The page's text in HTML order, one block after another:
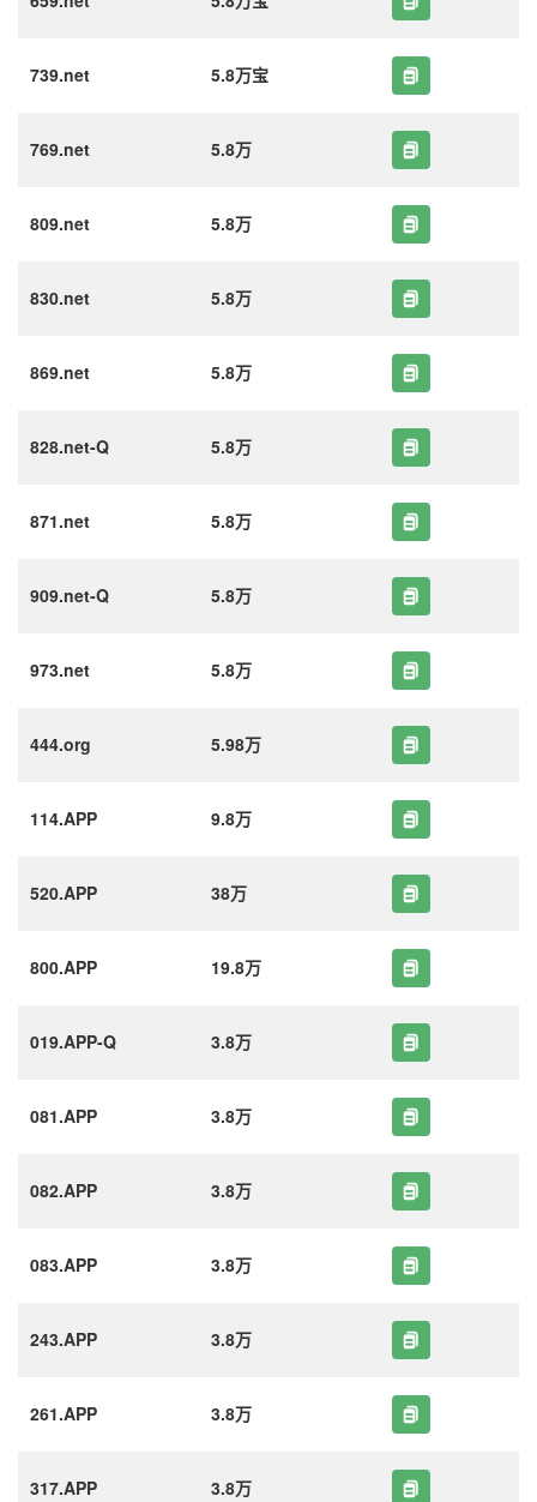
739.net 5.8万宝
769.net 5.8万
809.net 5.8万
830.net 5.8万
869.net 5.8万
828.net-Q 5.8万
871.net 5.8万
909.net-Q 5.8万
973.net 5.8万
444.org 5.98万
114.APP 9.8万
520.APP 38万
800.APP 19.8万
019.APP-Q 3.8万
081.APP 3.8万
082.APP 3.8万
083.APP 3.8万
243.APP 3.8万
261.APP 3.8万
317.APP 3.8万